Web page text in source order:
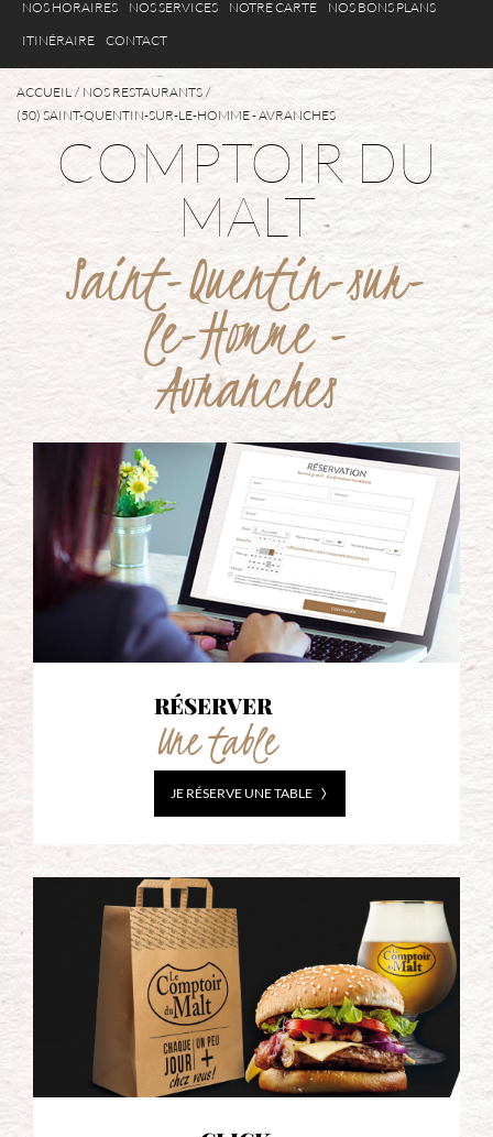
NOS HORAIRES NOS SERVICES NOTRE CARTE
NOS BONS PLANS
ITINÉRAIRE
CONTACT
ACCUEIL
NOS RESTAURANTS
(50) SAINT-QUENTIN-SUR-LE-HOMME - AVRANCHES
COMPTOIR DU
MALT
Saint-Quentin-sur-
le-Homme -
Avranches
RÉSERVER
Une table
JE RÉSERVE UNE TABLE